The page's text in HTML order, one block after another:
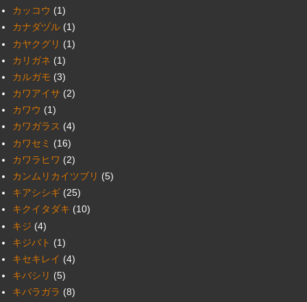
カッコウ (1)
カナダヅル (1)
カヤクグリ (1)
カリガネ (1)
カルガモ (3)
カワアイサ (2)
カワウ (1)
カワガラス (4)
カワセミ (16)
カワラヒワ (2)
カンムリカイツブリ (5)
キアシシギ (25)
キクイタダキ (10)
キジ (4)
キジバト (1)
キセキレイ (4)
キバシリ (5)
キバラガラ (8)